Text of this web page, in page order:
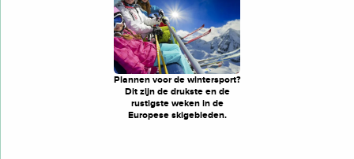
Plannen voor de wintersport?
Dit zijn de drukste en de
rustigste weken in de
Europese skigebieden.